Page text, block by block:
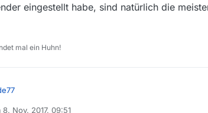
eingestellt habe, sind natürlich die
mal ein Huhn!
8. Nov. 2017, 09:51